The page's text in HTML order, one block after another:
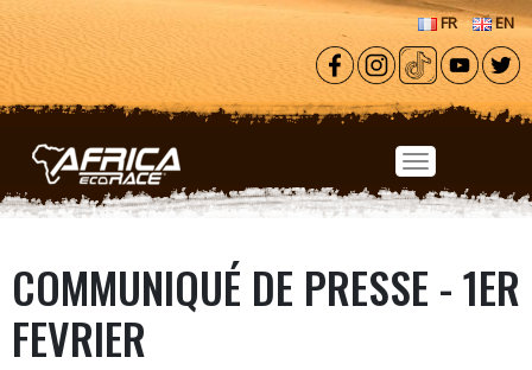
Aller au contenu principal
FR EN
COMMUNIQUÉ DE PRESSE - 1ER
FEVRIER